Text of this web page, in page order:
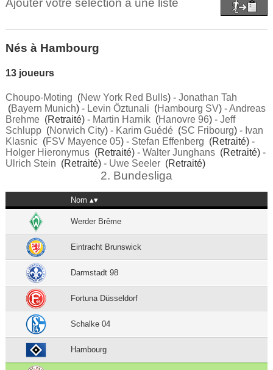
Ajouter votre sélection à une liste
Nés à Hambourg
13 joueurs
Choupo-Moting (New York Red Bulls) - Jonathan Tah
(Bayern Munich) - Levin Öztunali (Hambourg SV) -Andreas
Brehme(Retraité) - Martin Harnik(Hanovre 96) - Jeff
Schlupp(Norwich City) - Karim Guédé(SC Fribourg) - Ivan
Klasnic(FSV Mayence 05) - Stefan Effenberg (Retraité) -
Holger Hieronymus(Retraité) - Walter Junghans(Retraité) -
Ulrich Stein (Retraité) - Uwe Seeler(Retraité)
2. Bundesliga
Nom
Werder Brême
Eintracht Brunswick
Darmstadt 98
Fortuna Düsseldorf
Schalke 04
Hambourg